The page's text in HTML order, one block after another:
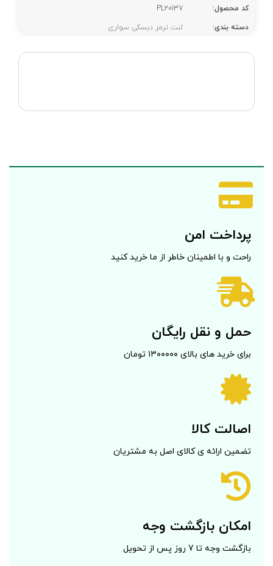
کد محصول:
PL20137
دسته بندی:
لنت ترمز دیسکی سواری
پرداخت امن
راحت و با اطمینان خاطر از ما خرید کنید
حمل و نقل رایگان
برای خرید های بالای ۱۳۰۰۰۰۰ تومان
اصالت کالا
تضمین ارائه ی کالای اصل به مشتریان
امکان بازگشت وجه
بازگشت وجه تا 7 روز پس از تحویل